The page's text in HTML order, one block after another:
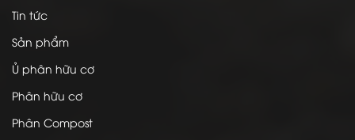
Tin tức
Sản phẩm
Ủ phân hữu cơ
Phân hữu cơ
Phân Compost